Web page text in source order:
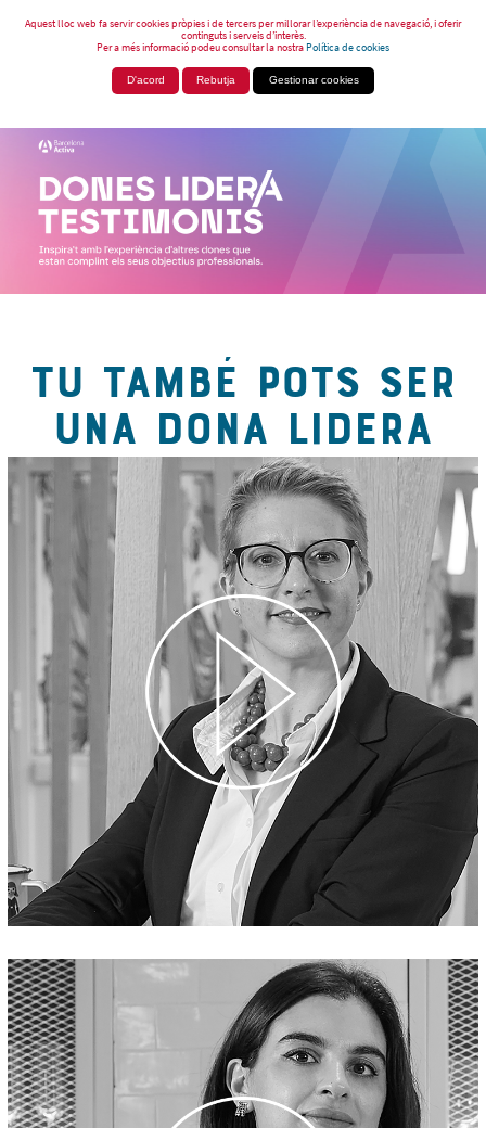
Aquest lloc web fa servir cookies pròpies i de tercers per millorar l’experiència de navegació, i oferir
continguts i serveis d’interès.
Per a més informació podeu consultar la nostraPolítica de cookies
D'acord Rebutja Gestionar cookies
TU TAMBÉ POTS SER
UNA DONA LIDERA